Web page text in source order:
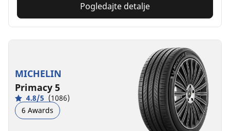
Pogledajte detalje
MICHELIN
Primacy 5
4.8/5 (1086)
6 Awards